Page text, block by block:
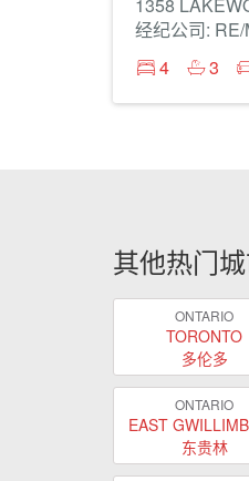
经纪公司:
4
3
其他热门
ONTARIO
TORONTO
多伦多
ONTARIO
EAST
东贵林